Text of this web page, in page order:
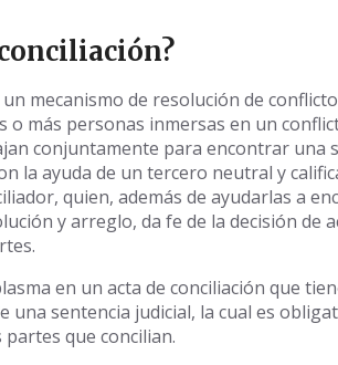
un mecanismo de resolución de
o más personas inmersas en un
conjuntamente para encontrar una
la ayuda de un tercero neutral y
quien, además de ayudarlas a
y arreglo, da fe de la decisión de
en un acta de conciliación que
una sentencia judicial, la cual es
que concilian.